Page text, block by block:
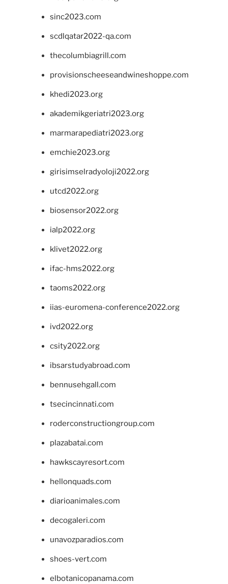
sinc2023.com
scdlqatar2022-qa.com
thecolumbiagrill.com
provisionscheeseandwineshoppe.com
khedi2023.org
akademikgeriatri2023.org
marmarapediatri2023.org
emchie2023.org
girisimselradyoloji2022.org
utcd2022.org
biosensor2022.org
ialp2022.org
klivet2022.org
ifac-hms2022.org
taoms2022.org
iias-euromena-conference2022.org
ivd2022.org
csity2022.org
ibsarstudyabroad.com
bennusehgall.com
tsecincinnati.com
roderconstructiongroup.com
plazabatai.com
hawkscayresort.com
hellonquads.com
diarioanimales.com
decogaleri.com
unavozparadios.com
shoes-vert.com
elbotanicopanama.com